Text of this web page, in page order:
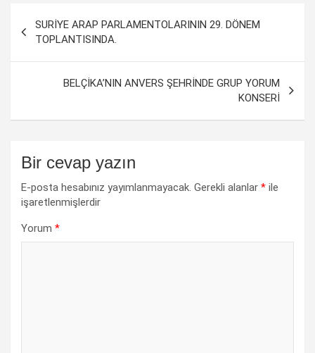
dolaşımı
SURİYE ARAP PARLAMENTOLARININ 29. DÖNEM
TOPLANTISINDA.
BELÇİKA’NIN ANVERS ŞEHRİNDE GRUP YORUM
KONSERİ
Bir cevap yazın
E-posta hesabınız yayımlanmayacak. Gerekli alanlar * ile
işaretlenmişlerdir
Yorum *